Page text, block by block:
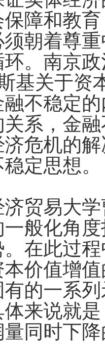
障和教
朝着尊
。南京
基关于资
不稳定
系，金
危机的
定思想。
易大学
般化角
在此过
价值增
的一系
来说就
同时下